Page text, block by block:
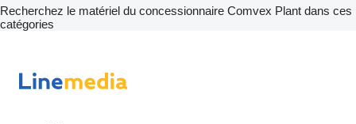
Recherchez le matériel du concessionnaire Comvex Plant dans ces
catégories